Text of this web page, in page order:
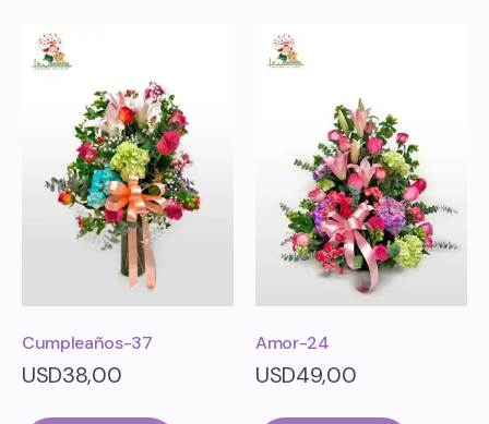
Cumpleaños-37
USD38,00
Amor-24
USD49,00